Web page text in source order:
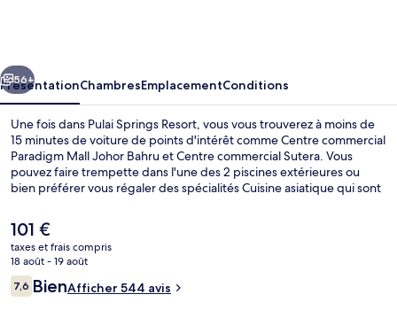
Suivant
56+
PrésentationChambresEmplacementConditions
Une fois dans Pulai Springs Resort, vous vous trouverez à moins de
15 minutes de voiture de points d'intérêt comme Centre commercial
Paradigm Mall Johor Bahru et Centre commercial Sutera. Vous
pouvez faire trempette dans l'une des 2 piscines extérieures ou
bien préférer vous régaler des spécialités Cuisine asiatique qui sont
petits avantages de cet hébergement figurent une piscine
couverte, un bar en bord de piscine et une salle de fitness.
Le
prix
actuel
est
de
101 €
taxes et frais compris
18 août - 19 août
Avis
voyageurs
7,67,6 sur 10
BienAfficher 544 avis